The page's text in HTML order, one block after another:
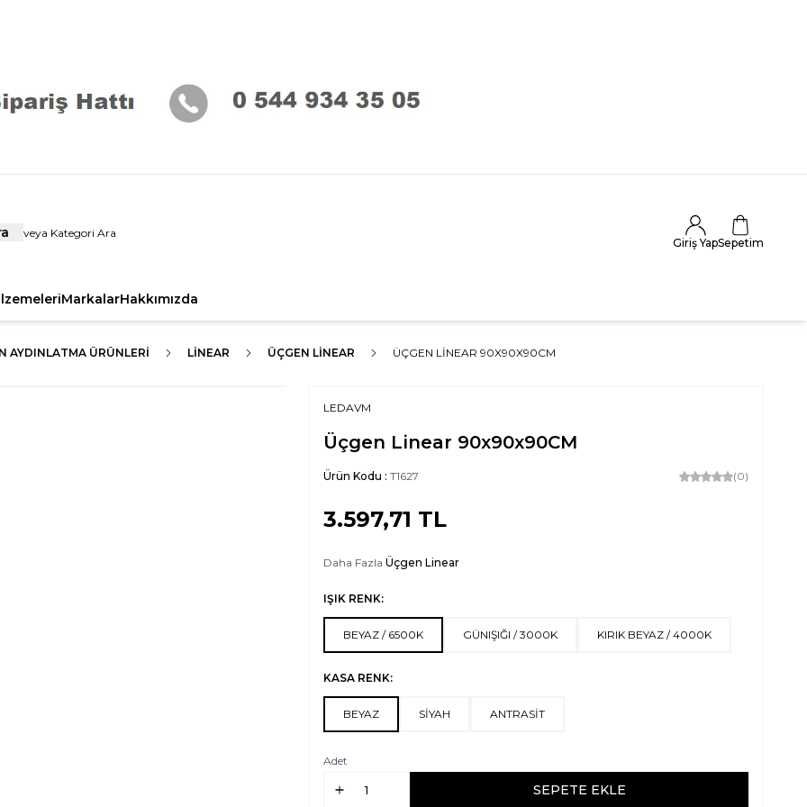
Giriş YapSepetim
MarkalarHakkımızda
AYDINLATMA ÜRÜNLERI LİNEAR ÜÇGEN LINEAR ÜÇGEN LINEAR 90X90X90CM
LEDAVM
Üçgen Linear 90x90x90CM
Ürün Kodu : T1627 (0)
3.597,71 TL
Daha Fazla Üçgen Linear
IŞIK RENK:
BEYAZ / 6500K GÜNIŞIĞI / 3000K KIRIK BEYAZ / 4000K
KASA RENK:
BEYAZ SİYAH ANTRASİT
Adet
SEPETE EKLE